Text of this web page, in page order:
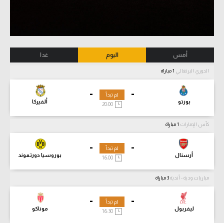
أمس اليوم غدا
الدوري البرتغالي
-
بورتو
-
ألفيركا
لم تبدأ
كأس الإمارات
-
أرسنال
-
بوروسيا دورتموند
لم تبدأ
مباريات ودية - أندية
-
ليفربول
-
موناكو
لم تبدأ